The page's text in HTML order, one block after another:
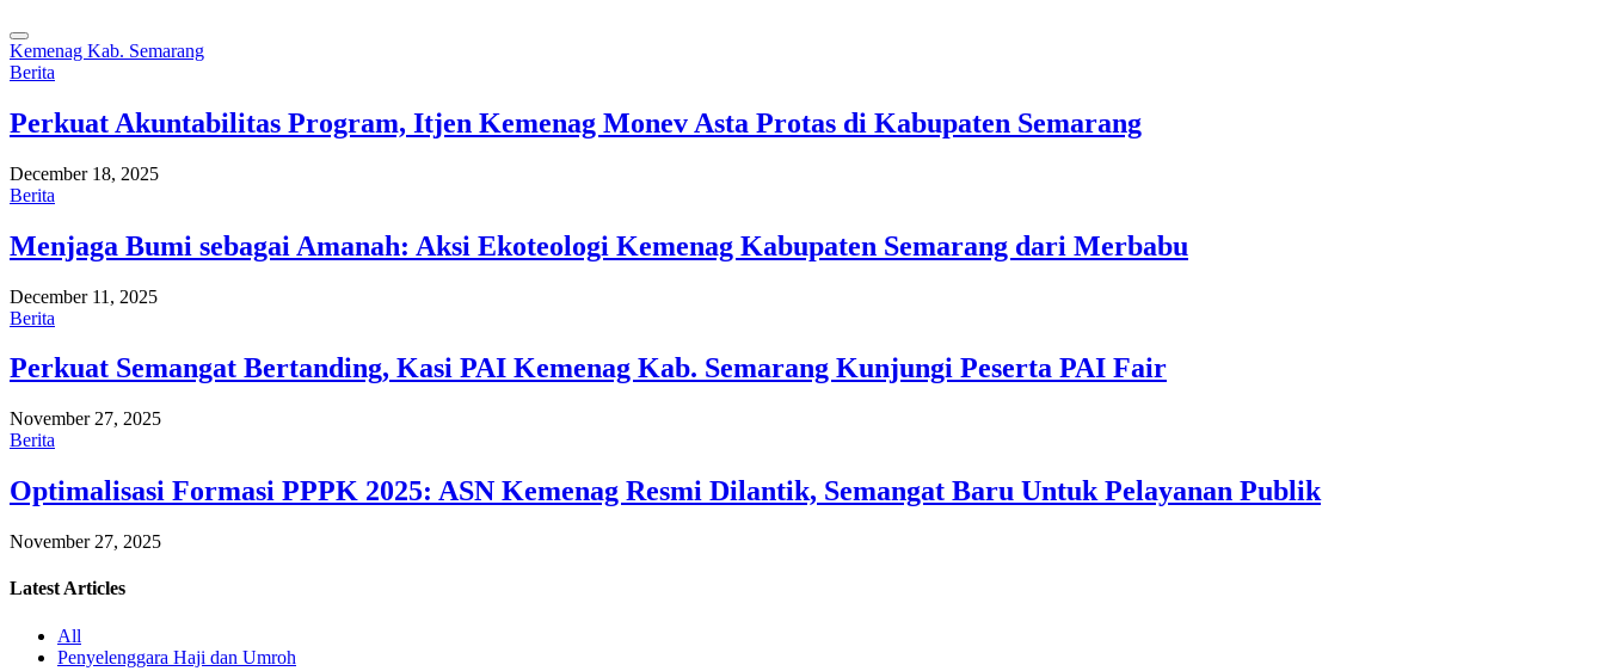
Kemenag Kab. Semarang
Berita
Perkuat Akuntabilitas Program, Itjen Kemenag Monev Asta Protas di Kabupaten Semarang
December 18, 2025
Berita
Menjaga Bumi sebagai Amanah: Aksi Ekoteologi Kemenag Kabupaten Semarang dari Merbabu
December 11, 2025
Berita
Perkuat Semangat Bertanding, Kasi PAI Kemenag Kab. Semarang Kunjungi Peserta PAI Fair
November 27, 2025
Berita
Optimalisasi Formasi PPPK 2025: ASN Kemenag Resmi Dilantik, Semangat Baru Untuk Pelayanan Publik
November 27, 2025
Latest Articles
All
Penyelenggara Haji dan Umroh